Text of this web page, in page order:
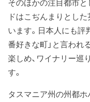
そのほかの注目都市と
ドはこぢんまりとし
います。日本人にも評
番好きな町」と言われ
楽しめ、ワイナリー巡
す。
タスマニア州の州都ホ